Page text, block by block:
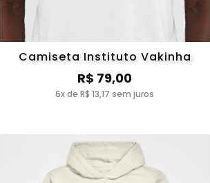
Camiseta Instituto Vakinha
R$ 79,00
6x de R$ 13,17 sem juros